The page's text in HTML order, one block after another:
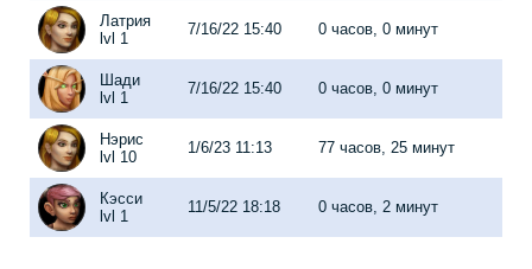
Латрия
lvl 1
7/16/22 15:40 0 часов, 0 минут
Шади
lvl 1
7/16/22 15:40 0 часов, 0 минут
Нэрис
lvl 10
1/6/23 11:13 77 часов, 25 минут
Кэсси
lvl 1
11/5/22 18:18 0 часов, 2 минут